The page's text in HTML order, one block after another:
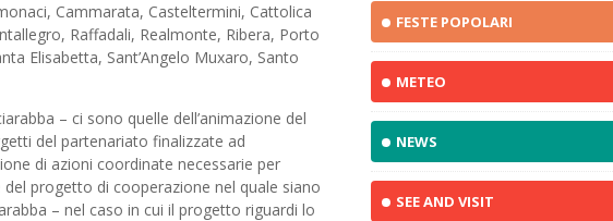
Cammarata, Casteltermini, Cattolica
Raffadali, Realmonte, Ribera, Porto
Elisabetta, Sant’Angelo Muxaro, Santo
– ci sono quelle dell’animazione del
del partenariato finalizzate ad
di azioni coordinate necessarie per
progetto di cooperazione nel quale siano
– nel caso in cui il progetto riguardi lo
FESTE POPOLARI
METEO
NEWS
SEE AND VISIT